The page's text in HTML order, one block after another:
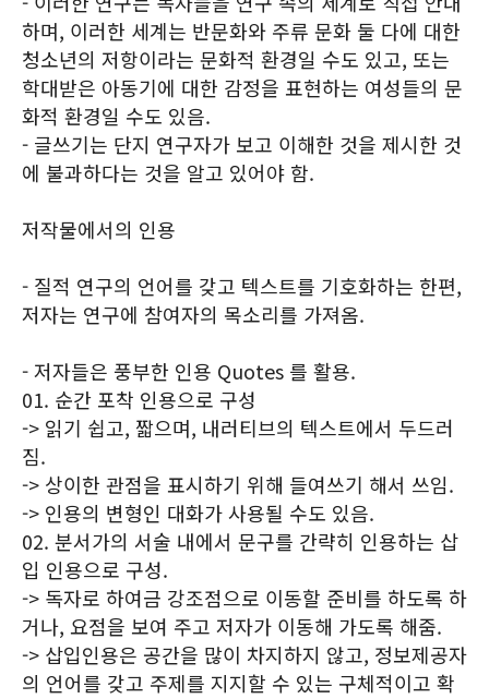
하며, 이러한 세계는 반문화와 주류 문화 둘 다에 대한
청소년의 저항이라는 문화적 환경일 수도 있고, 또는
학대받은 아동기에 대한 감정을 표현하는 여성들의 문
화적 환경일 수도 있음.
- 글쓰기는 단지 연구자가 보고 이해한 것을 제시한 것
에 불과하다는 것을 알고 있어야 함.
저작물에서의 인용
- 질적 연구의 언어를 갖고 텍스트를 기호화하는 한편,
저자는 연구에 참여자의 목소리를 가져옴.
- 저자들은 풍부한 인용 Quotes 를 활용.
01. 순간 포착 인용으로 구성
-> 읽기 쉽고, 짧으며, 내러티브의 텍스트에서 두드러
짐.
-> 상이한 관점을 표시하기 위해 들여쓰기 해서 쓰임.
-> 인용의 변형인 대화가 사용될 수도 있음.
02. 분서가의 서술 내에서 문구를 간략히 인용하는 삽
입 인용으로 구성.
-> 독자로 하여금 강조점으로 이동할 준비를 하도록 하
거나, 요점을 보여 주고 저자가 이동해 가도록 해줌.
-> 삽입인용은 공간을 많이 차지하지 않고, 정보제공자
의 언어를 갖고 주제를 지지할 수 있는 구체적이고 확